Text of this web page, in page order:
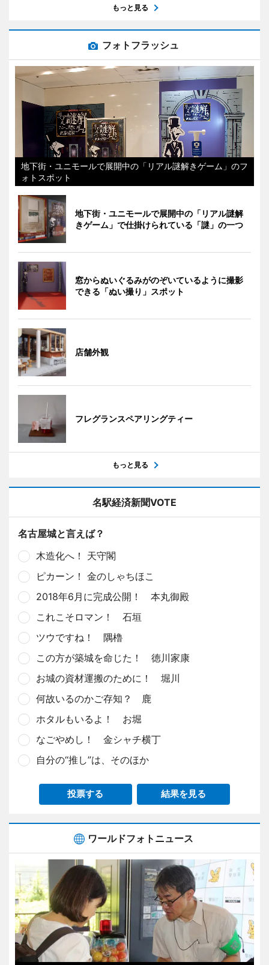
もっと見る
フォトフラッシュ
地下街・ユニモールで展開中の「リアル謎解きゲーム」のフ
ォトスポット
地下街・ユニモールで展開中の「リアル謎解
きゲーム」で仕掛けられている「謎」の一つ
窓からぬいぐるみがのぞいているように撮影
できる「ぬい撮り」スポット
店舗外観
フレグランスペアリングティー
もっと見る
名駅経済新聞VOTE
名古屋城と言えば？
木造化へ！ 天守閣
ピカーン！ 金のしゃちほこ
2018年6月に完成公開！ 本丸御殿
これこそロマン！ 石垣
ツウですね！ 隅櫓
この方が築城を命じた！ 徳川家康
お城の資材運搬のために！ 堀川
何故いるのかご存知？ 鹿
ホタルもいるよ！ お堀
なごやめし！ 金シャチ横丁
自分の“推し”は、そのほか
投票する 結果を見る
ワールドフォトニュース